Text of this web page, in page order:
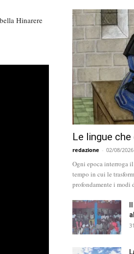
Hinarere
Le lingue
redazione - 02/08/2026
Ogni epoca interroga
tempo in cui le
profondamente i modi